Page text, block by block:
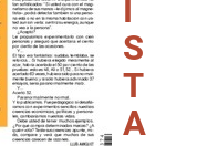
I
S
T
A